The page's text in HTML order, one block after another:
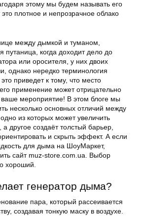
этому мы будем называть его
плотное и непрозрачное облако
между дымкой и туманом,
путаница, когда доходит дело до
или оросителя, у них двоих
однако нередко терминология
приведет к тому, что место
применение может отрицательно
ваше мероприятие! В этом блоге мы
несколько основных отличий между
из которых может увеличить
другое создаёт толстый барьер,
и скрыть эффект. А если
для дыма на ШоуМаркет,
сайт muz-store.com.ua. Выбор
хороший.
генератор дыма?
пара, который рассеивается
создавая тонкую маску в воздухе.